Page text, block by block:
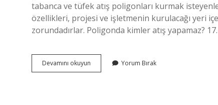
tabanca ve tüfek atış poligonları kurmak
özellikleri, projesi ve işletmenin kurulacağı yeri
zorundadırlar. Poligonda kimler atış yapamaz?
Devamını okuyun
Poligon
Yorum Bırak